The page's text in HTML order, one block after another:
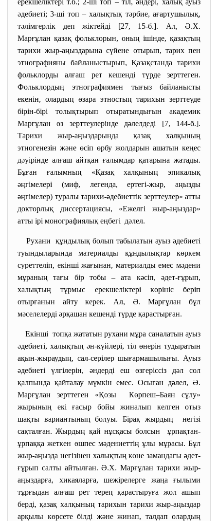
ерекшеліктері т.б.; 2-ші топ – тіл, әндері, халық ауыз
әдебиеті; 3-ші топ – халықтық тәрбие, ағартушылық,
тәлімгерлік деп жіктейді [27, 15-б.]. Ал, Ә.Х.
Марғұлан қазақ фольклорын, оның ішінде, қазақтың
тарихи жыр-аңыздарына сүйене отырып, тарих пен
этнографияны байланыстырып, Қазақстанда тарихи
фольклорды алғаш рет кешенді түрде зерттеген.
Фольклордың этнографиямен тығыз байланысты
екенін, олардың өзара этностың тарихын зерттеуде
бірін-бірі толықтырып отыратындығын академик
Марғұлан өз зерттеулерінде дәлелдеді [7, 144-б.].
Тарихи жыр-аңыздарында қазақ халқының
этногенезін және өсіп өрбу жолдарын ашатын кеңес
дәуірінде алғаш айтқан ғалымдар қатарына жатады.
Бұған ғалымның «Қазақ халқының эпикалық
әңгімелері (миф, легенда, ертегі-жыр, аңызды
әңгімелер) туралы тарихи-әдебиеттік зерттеулер» атты
докторлық диссертациясы, «Ежелгі жыр-аңыздар»
атты ірі монографиялық еңбегі дәлел.
Рухани құндылық болып табылатын ауыз әдебиеті
туындыларында материалды құндылықтар көркем
суреттеліп, екінші жағынан, материалды емес мәдени
мұраның тағы бір тобы – ата кәсіп, әдет-ғұрып,
халықтың тұрмыс ерекшеліктері көрініс беріп
отырғанын айту керек. Ал, Ә. Марғұлан бұл
мәселелерді әрқашан кешенді түрде қарастырған.
Екінші топқа жататын рухани мұра саналатын ауыз
әдебиеті, халықтың ән-күйлері, тіл өнерін тудыратын
ақын-жыраудың, сал-серілер шығармашылығы. Ауыз
әдебиеті үлгілерін, әндерді еш өзгеріссіз дәл сол
қалпында қайталау мүмкін емес. Осыған дәлел, Ә.
Марғұлан зерттеген «Қозы Көрпеш–Баян сұлу»
жырының екі ғасыр бойы жиналып келген отыз
шақты вариантының болуы. Бірақ жырдың негізі
сақталған. Жырдың қай нұсқасы болсын ұрпақтан-
ұрпаққа жеткен өшпес мәдениеттің ұлы мұрасы. Бұл
жыр-аңызда негізінен халықтың көне замандағы әдет-
ғұрып салты айтылған. Ә.Х. Марғұлан тарихи жыр-
аңыздарға, хикаяларға, шежірелерге жаңа ғылыми
тұрғыдан алғаш рет терең қарастыруға жол ашып
берді, қазақ халқының тарихын тарихи жыр-аңыздар
арқылы көрсете білді және жинап, талдап олардың